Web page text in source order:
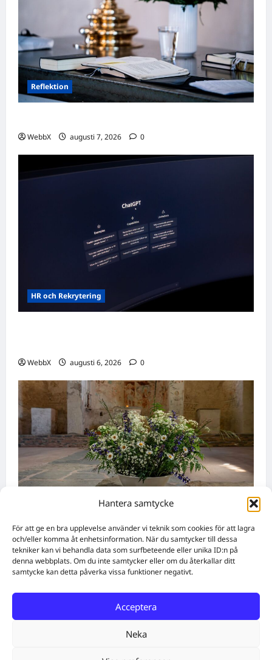
Hantera samtycke
För att ge en bra upplevelse använder vi teknik som cookies för att lagra
och/eller komma åt enhetsinformation. När du samtycker till dessa
tekniker kan vi behandla data som surfbeteende eller unika ID:n på
denna webbplats. Om du inte samtycker eller om du återkallar ditt
samtycke kan detta påverka vissa funktioner negativt.
Acceptera
Neka
Reflektion
WebbX augusti 7, 2026 0
HR och Rekrytering
WebbX augusti 6, 2026 0
Idag gratulerar vi Ulrik och Alrik!
WebbX augusti 5, 2026 0
Subscribe
Free QR Code Generator